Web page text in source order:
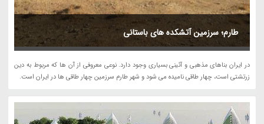
طارم؛ سرزمین آتشکده های باستانی
در ایران بناهای مذهبی و آئینی بسیاری وجود دارد. نوعی معروفی از آن ها که مربوط به دین
زرتشتی است، چهار طاقی نامیده می شود و شهر طارم سرزمین چهار طاقی ها در ایران است.